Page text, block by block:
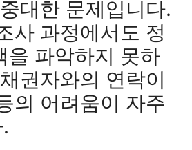
대한 문제입니다.
사 과정에서도 정
을 파악하지 못하
권자와의 연락이
의 어려움이 자주